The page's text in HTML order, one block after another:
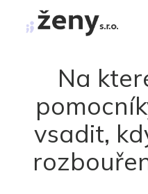
Na
vsadit,